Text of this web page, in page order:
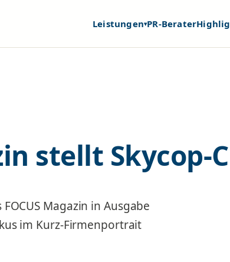
Leistungen▾PR-Berater
stellt Skycop-
Magazin in Ausgabe
im Kurz-Firmenportrait